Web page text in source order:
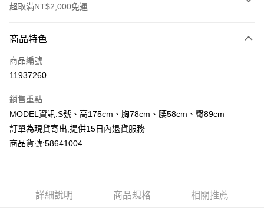
超取滿NT$2,000免運
信用卡一次付款
超商取貨付款
Apple Pay
Google Pay
每筆NT$80，滿NT$2,000(含以上)免運費
商品特色
商品編號
11937260
銷售重點
MODEL資訊:S號、高175cm、胸78cm、腰58cm、臀89cm
訂單為現貨寄出,提供15日內退貨服務
商品貨號:58641004
詳細說明 商品規格 相關推薦